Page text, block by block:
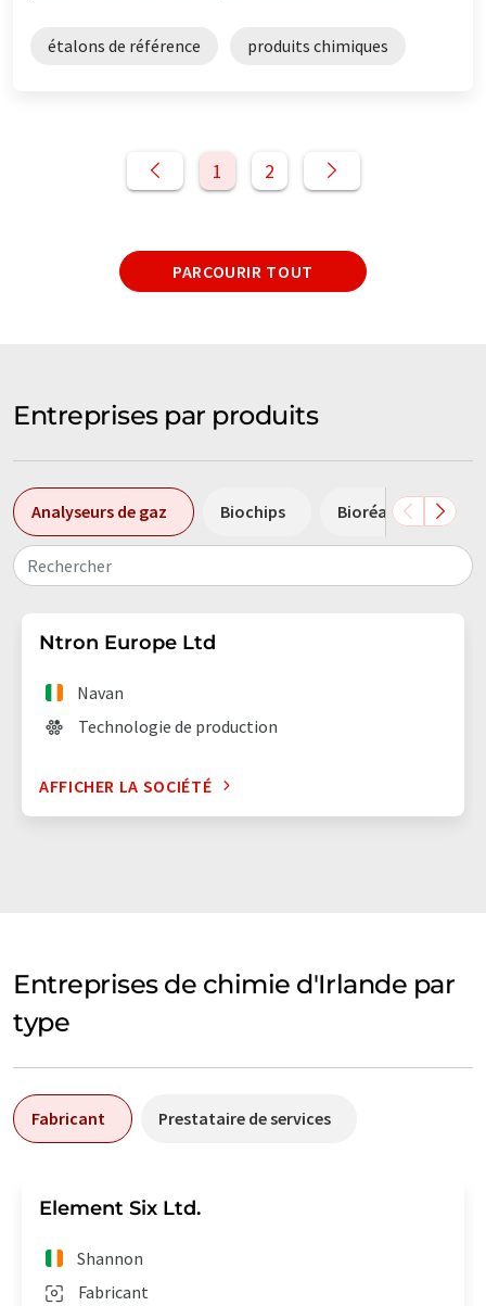
étalons de référence produits chimiques
1 2
PARCOURIR TOUT
Entreprises par produits
Analyseurs de gaz Biochips Bioréacteurs
Rechercher
Ntron Europe Ltd
Navan
Technologie de production
AFFICHER LA SOCIÉTÉ
Entreprises de chimie d'Irlande par
type
Fabricant Prestataire de services
Element Six Ltd.
Fabricant
Shannon